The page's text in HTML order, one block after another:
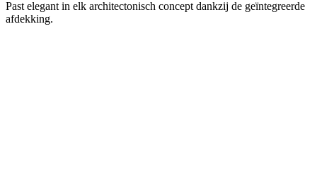
Past elegant in elk architectonisch concept dankzij de geïntegreerde
afdekking.